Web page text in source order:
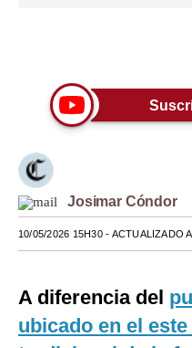
EEUU
España
Internacional
Mix
Josimar Cóndor
10/05/2026 15H30- ACTUALIZADO
A diferencia del
ubicado en el